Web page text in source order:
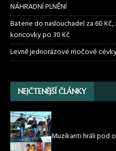
NÁHRADNÍ PLNĚNÍ
Baterie do naslouchadel za 60
koncovky po 30 Kč
Levně jednorázové močové
NEJČTENĚJŠÍ ČLÁNKY
Muzikanti hráli pod